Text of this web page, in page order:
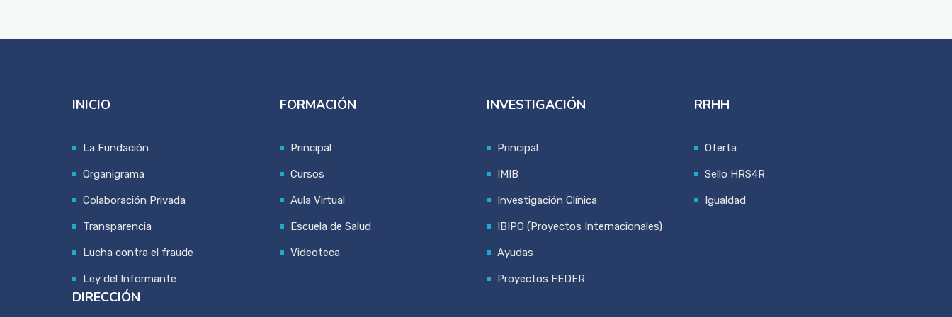
INICIO
La Fundación
Organigrama
Colaboración Privada
Transparencia
Lucha contra el fraude
Ley del Informante
FORMACIÓN
Principal
Cursos
Aula Virtual
Escuela de Salud
Videoteca
INVESTIGACIÓN
Principal
IMIB
Investigación Clínica
IBIPO (Proyectos Internacionales)
Ayudas
Proyectos FEDER
RRHH
Oferta
Sello HRS4R
Igualdad
DIRECCIÓN